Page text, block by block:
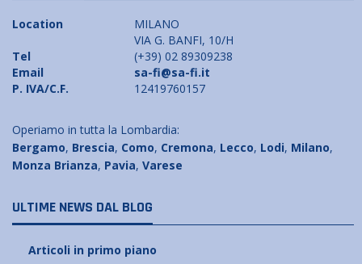
Location
MILANO
VIA G. BANFI, 10/H
Tel
(+39) 02 89309238
Email
sa-fi@sa-fi.it
P. IVA/C.F.
12419760157
Operiamo in tutta la Lombardia:
Bergamo, Brescia, Como, Cremona, Lecco, Lodi, Milano,
Monza Brianza, Pavia, Varese
ULTIME NEWS DAL BLOG
Articoli in primo piano